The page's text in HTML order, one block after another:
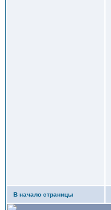
В начало страницы